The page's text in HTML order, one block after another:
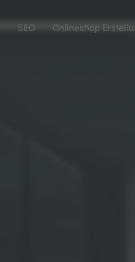
SEO Onlineshop